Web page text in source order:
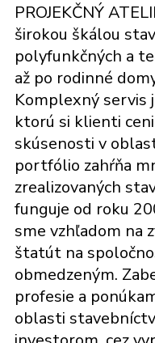
PROJEKČNÝ
širokou škálou
polyfunkčných a
až po rodinné
Komplexný servis
ktorú si klienti
skúsenosti v
portfólio zahŕňa
zrealizovaných
funguje od roku
sme vzhľadom na
štatút na
obmedzeným.
profesie a
oblasti